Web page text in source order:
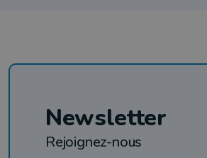
Newsletter
Rejoignez-nous